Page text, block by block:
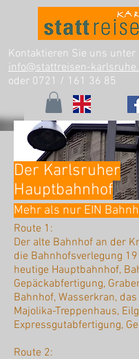
Kontaktieren Sie uns unter
info@stattreisen-
oder 0721 / 161 36 85
Der Karlsruher
Hauptbahnhof
Mehr als nur EIN
Route 1:
Der alte Bahnhof an der
die Bahnhofsverlegung
heutige Hauptbahnhof,
Gepäckabfertigung,
Bahnhof, Wasserkran,
Majolika-Treppenhaus,
Expressgutabfertigung,
Route 2: